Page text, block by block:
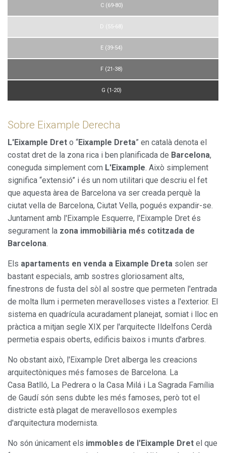
C (69-80)
D (55-68)
E (39-54)
F (21-38)
G (1-20)
Sobre Eixample Derecha
L'Eixample Dret o “Eixample Dreta” en català denota el
costat dret de la zona rica i ben planificada de Barcelona,
coneguda simplement com L'Eixample. Això simplement
significa “extensió” i és un nom utilitari que descriu el fet
que aquesta àrea de Barcelona va ser creada perquè la
ciutat vella de Barcelona, Ciutat Vella, pogués expandir-se.
Juntament amb l'Eixample Esquerre, l'Eixample Dret és
segurament la zona immobiliària més cotitzada de
Barcelona.
Els apartaments en venda a Eixample Dreta solen ser
bastant especials, amb sostres gloriosament alts,
finestrons de fusta del sòl al sostre que permeten l'entrada
de molta llum i permeten meravelloses vistes a l'exterior. El
sistema en quadrícula acuradament planejat, somiat i lloc en
pràctica a mitjan segle XIX per l'arquitecte Ildelfons Cerdà
permetia espais oberts, edificis baixos i munts d'arbres.
No obstant això, l'Eixample Dret alberga les creacions
arquitectòniques més famoses de Barcelona. La
Casa Batlló, La Pedrera o la Casa Milá i La Sagrada Família
de Gaudí són sens dubte les més famoses, però tot el
districte està plagat de meravellosos exemples
d'arquitectura modernista.
No són únicament els immobles de l'Eixample Dret el que
funció de l'anàlisi de les dades d'ús que fan els usuaris del
servei. Permeten desar la informació de preferència de
l'usuari per millorar la qualitat dels nostres serveis i oferir
Marketing i publicitat
de l'usuari a través de l'observació continuada dels seus
hàbits de navegació. Gràcies a elles, podem conèixer els